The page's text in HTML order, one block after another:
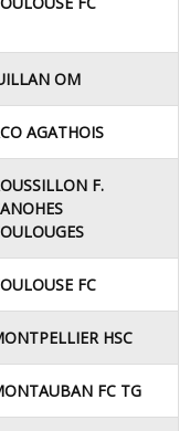
OM
RCO AGATHOIS
TOULOUSE FC
MONTPELLIER HSC
MONTAUBAN FC TG